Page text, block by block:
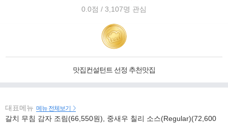
0.0점 / 3,107명 관심
맛집컨설턴트 선정 추천맛집
대표메뉴 메뉴 전체보기
갈치 무침 감자 조림(66,550원), 중새우 칠리 소스(Regular)(72,600